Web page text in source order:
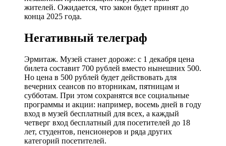
жителей. Ожидается, что закон будет принят до
конца 2025 года.
Негативный телеграф
Эрмитаж. Музей станет дороже: с 1 декабря цена
билета составит 700 рублей вместо нынешних 500.
Но цена в 500 рублей будет действовать для
вечерних сеансов по вторникам, пятницам и
субботам. При этом сохранятся все социальные
программы и акции: например, восемь дней в году
вход в музей бесплатный для всех, а каждый
четверг вход бесплатный для посетителей до 18
лет, студентов, пенсионеров и ряда других
категорий посетителей.